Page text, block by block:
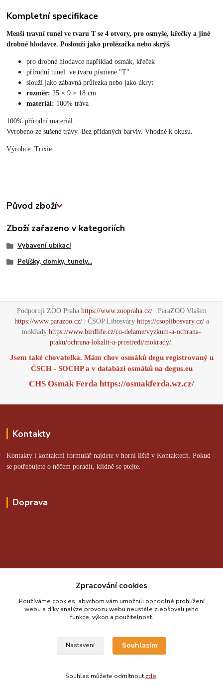
Kompletní specifikace
Menší travní tunel ve tvaru T se 4 otvory, pro osmyše, křečky a jiné
drobné hlodavce. Poslouží jako prolézačka nebo skrýš.
pro drobné hlodavce například osmák, křeček
přírodní tunel ve tvaru písmene "T"
slouží jako zábavná průlezka nebo jako úkryt
rozměr: 25 × 9 × 18 cm
materiál: 100% tráva
100% přírodní materiál.
Vyrobeno ze sušené trávy. Bez přidaných barviv. Vhodné k okusu.
Výrobce: Trixie
Původ zboží
Zboží zařazeno v kategoriích
Vybavení ubikací
Pelíšky, domky, tunely...
Podporuji ZOO Praha https://www.zoopraha.cz/| ParaZOO Vlašim
https://www.parazoo.cz/| ČSOP Libosváry https://csoplibosvary.cz/a
mokřady https://www.birdlife.cz/co-delame/vyzkum-a-ochrana-
ptaku/ochrana-lokalit-a-prostredi/mokrady/.
Jsem také chovatelka. Mám chov osmáků degu registrovaný u
ČSCH - SOCHP a v databázi osmáků na degus.eu
CHS Osmák Ferda https://osmakferda.wz.cz/
Kontakty
Kontakty i kontaktní formulář najdete v horní liště v Kontaktech. Pokud
se potřebujete o něčem poradit, klidně se ptejte.
Doprava
Zpracování cookies
Používáme cookies, abychom vám umožnili pohodlné prohlížení
webu a díky analýze provozu webu neustále zlepšovali jeho
funkce, výkon a použitelnost.
Nastavení Souhlasím
Souhlas můžete odmítnout zde.